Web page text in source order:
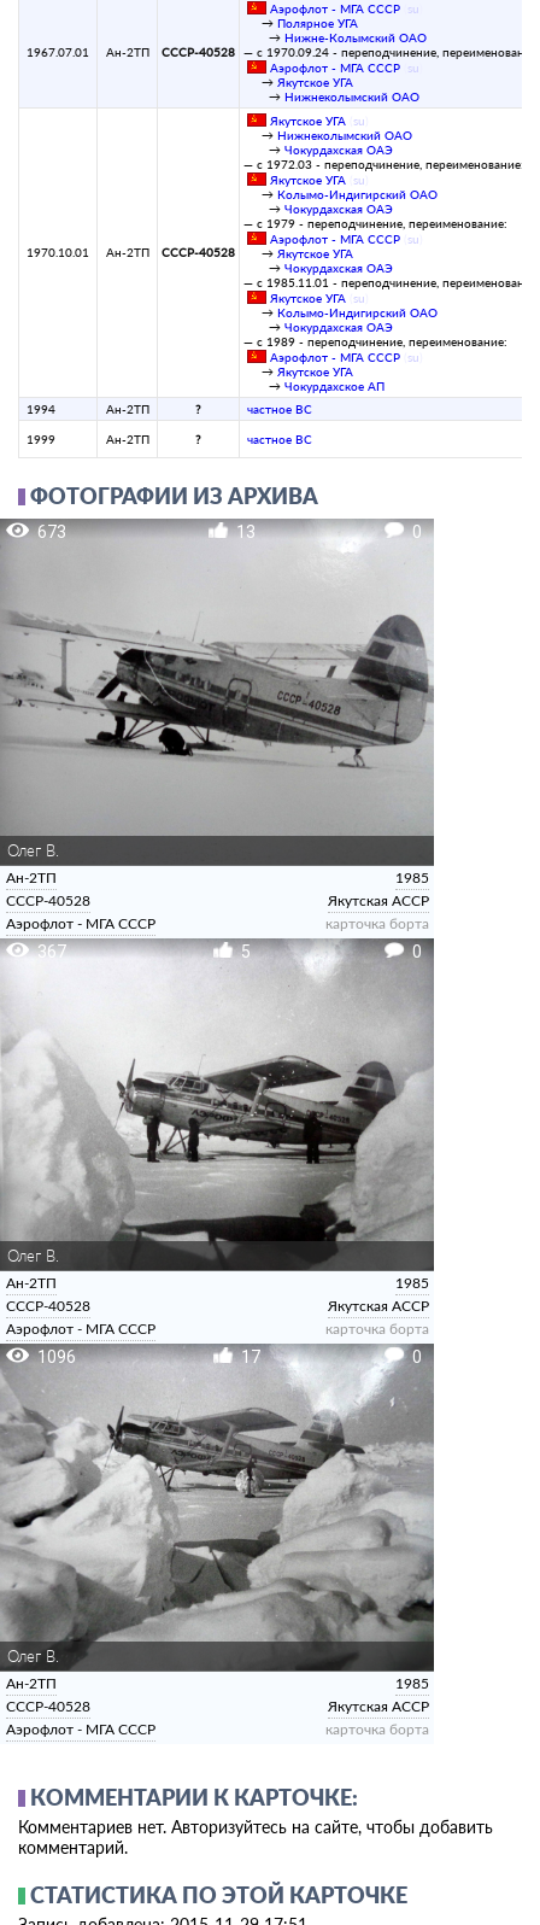
1967.07.01 Ан-2ТП СССР-40528
Аэрофлот - МГА СССР su
→ Полярное УГА
→ Нижне-Колымский ОАО
— с 1970.09.24 - переподчинение, переименование:
Аэрофлот - МГА СССР su
→ Якутское УГА
→ Нижнеколымский ОАО
1970.10.01 Ан-2ТП СССР-40528
Якутское УГА su
→ Нижнеколымский ОАО
→ Чокурдахская ОАЭ
— с 1972.03 - переподчинение, переименование:
Якутское УГА su
→ Колымо-Индигирский ОАО
→ Чокурдахская ОАЭ
— с 1979 - переподчинение, переименование:
Аэрофлот - МГА СССР su
→ Якутское УГА
→ Чокурдахская ОАЭ
— с 1985.11.01 - переподчинение, переименование:
Якутское УГА su
→ Колымо-Индигирский ОАО
→ Чокурдахская ОАЭ
— с 1989 - переподчинение, переименование:
Аэрофлот - МГА СССР su
→ Якутское УГА
→ Чокурдахское АП
1994
Ан-2ТП ? ­частное ВС­
1999 Ан-2ТП ? ­частное ВС­
ФОТОГРАФИИ ИЗ АРХИВА
673 13 0
Олег В.
Ан-2ТП
СССР-40528
Аэрофлот - МГА СССР
1985
Якутская АССР
карточка борта
367 5 0
Олег В.
Ан-2ТП
СССР-40528
Аэрофлот - МГА СССР
1985
Якутская АССР
карточка борта
1096 17 0
Олег В.
Ан-2ТП
СССР-40528
Аэрофлот - МГА СССР
1985
Якутская АССР
карточка борта
КОММЕНТАРИИ К КАРТОЧКЕ:
Комментариев нет. Авторизуйтесь на сайте, чтобы добавить
комментарий.
СТАТИСТИКА ПО ЭТОЙ КАРТОЧКЕ